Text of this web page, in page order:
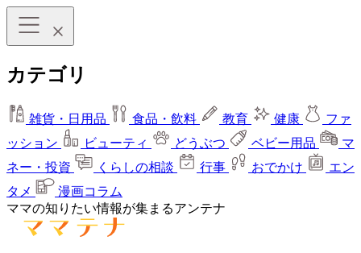
カテゴリ
雑貨・日用品 食品・飲料 教育 健康
ファ
ッション
ビューティ どうぶつ ベビー用品
マ
ネー・投資
くらしの相談 行事 おでかけ
エン
タメ
漫画コラム
ママの知りたい情報が集まるアンテナ